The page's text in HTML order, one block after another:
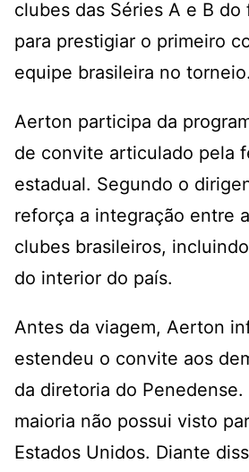
clubes das Séries A e B
para prestigiar o primeiro
equipe brasileira no torneio.
Aerton participa da
de convite articulado pela
estadual. Segundo o
reforça a integração entre
clubes brasileiros,
do interior do país.
Antes da viagem, Aerton
estendeu o convite aos
da diretoria do
maioria não possui visto
Estados Unidos. Diante